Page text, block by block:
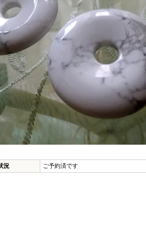
況 ご予約済です